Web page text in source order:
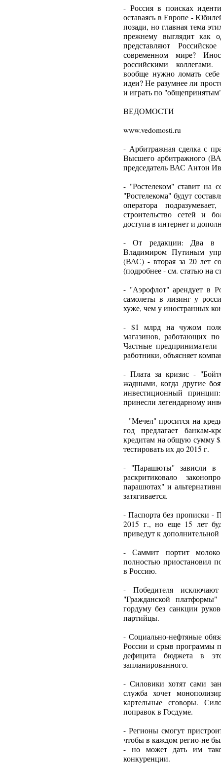
- Россия в поисках
оставаясь в Европе -
позади, но главная тема
прежнему выглядит как
представляют
современном мире?
российскими коллегами.
вообще нужно ломать
идеи? Не разумнее ли
и играть по
ВЕДОМОСТИ
www.vedomosti.ru
- Арбитражная сделка с
Высшего арбитражного
председатель ВАС Антон
- "Ростелеком" ставит на
"Ростелекома" будут
оператора
строительство сетей и
доступа в интернет и
- От редакции: Два в
Владимиром Путиным
(ВАС) - вторая за 20 лет
(подробнее - см. статью на
- "Аэрофлот" арендует в
самолеты в лизинг у
хуже, чем у иностранных
- $1 млрд на чужом поле
магазинов, работающих
Частные
работники, объясняет
- Плата за кризис -
жадными, когда другие
инвестиционный
принесли легендарному
- "Мечел" просится на
год предлагает банкам-
кредитам на общую сумму
тестировать их до 2015 г.
- "Парашюты" зависли в
раскритиковало
парашютах" и
затягивается.
- Паспорта без прописки -
2015 г., но еще 15 лет
приведут к дополнительной
- Саммит портит
полностью приостановил
в Россию.
- Победителя
"Гражданской
гордуму без санкции
партийцы.
- Социально-нефтяные
России и срыв программы
дефицита бюджета в
запланированного.
- Силовики хотят сами
служба хочет
картельные сговоры.
поправок в Госдуме.
- Регионы смогут
чтобы в каждом регио-не
- но может дать им
конкуренции.